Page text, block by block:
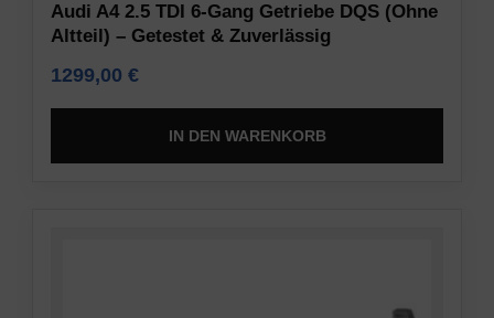
Audi A4 2.5 TDI 6-Gang Getriebe DQS (Ohne
Altteil) – Getestet & Zuverlässig
1299,00 €
IN DEN WARENKORB